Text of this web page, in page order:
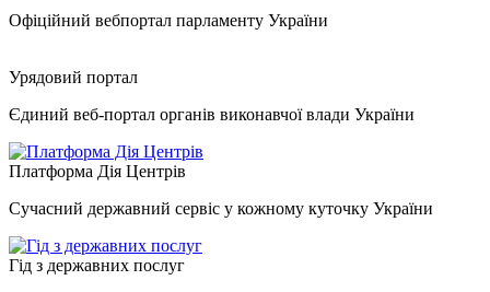
Офіційний вебпортал парламенту України
Урядовий портал
Єдиний веб-портал органів виконавчої влади України
Платформа Дія Центрів
Сучасний державний сервіс у кожному куточку України
Гід з державних послуг